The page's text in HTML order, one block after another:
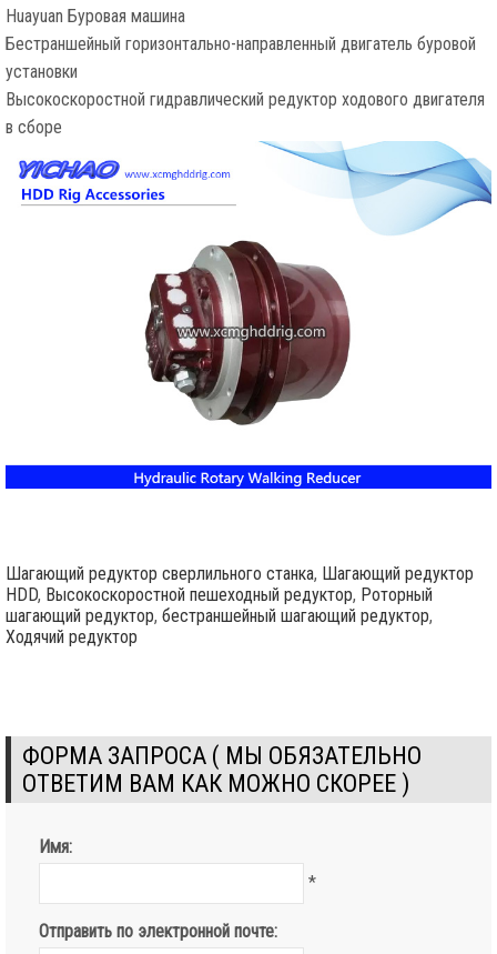
Huayuan Буровая машина
Бестраншейный горизонтально-направленный двигатель буровой
установки
Высокоскоростной гидравлический редуктор ходового двигателя
в сборе
Шагающий редуктор сверлильного станка, Шагающий редуктор
HDD, Высокоскоростной пешеходный редуктор, Роторный
шагающий редуктор, бестраншейный шагающий редуктор,
Ходячий редуктор
ФОРМА ЗАПРОСА ( МЫ ОБЯЗАТЕЛЬНО
ОТВЕТИМ ВАМ КАК МОЖНО СКОРЕЕ )
Имя:
*
Отправить по электронной почте: